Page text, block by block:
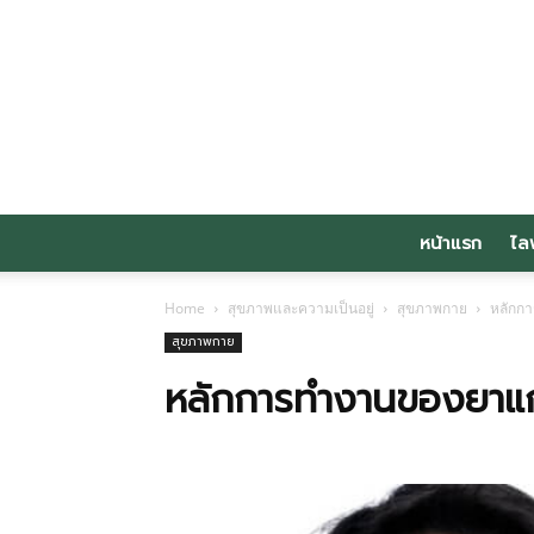
หน้าแรก ไ
Home สุขภาพและความเป็นอยู่ สุขภาพกาย หลักก
สุขภาพกาย
หลักการทำงานของยา